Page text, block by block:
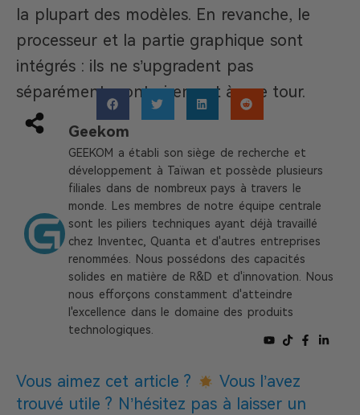
la plupart des modèles. En revanche, le
processeur et la partie graphique sont
intégrés : ils ne s’upgradent pas
séparément, contrairement à une tour.
Geekom
GEEKOM a établi son siège de recherche et
développement à Taïwan et possède plusieurs
filiales dans de nombreux pays à travers le
monde. Les membres de notre équipe centrale
sont les piliers techniques ayant déjà travaillé
chez Inventec, Quanta et d'autres entreprises
renommées. Nous possédons des capacités
solides en matière de R&D et d'innovation. Nous
nous efforçons constamment d'atteindre
l'excellence dans le domaine des produits
technologiques.
Vous aimez cet article ?
Vous l’avez
trouvé utile ? N’hésitez pas à laisser un